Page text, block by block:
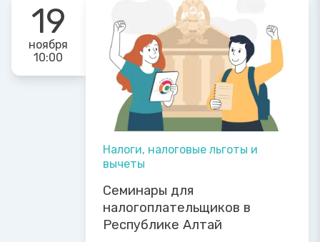
19
ноября
10:00
Налоги, налоговые льготы и
вычеты
Семинары для
налогоплательщиков в
Республике Алтай